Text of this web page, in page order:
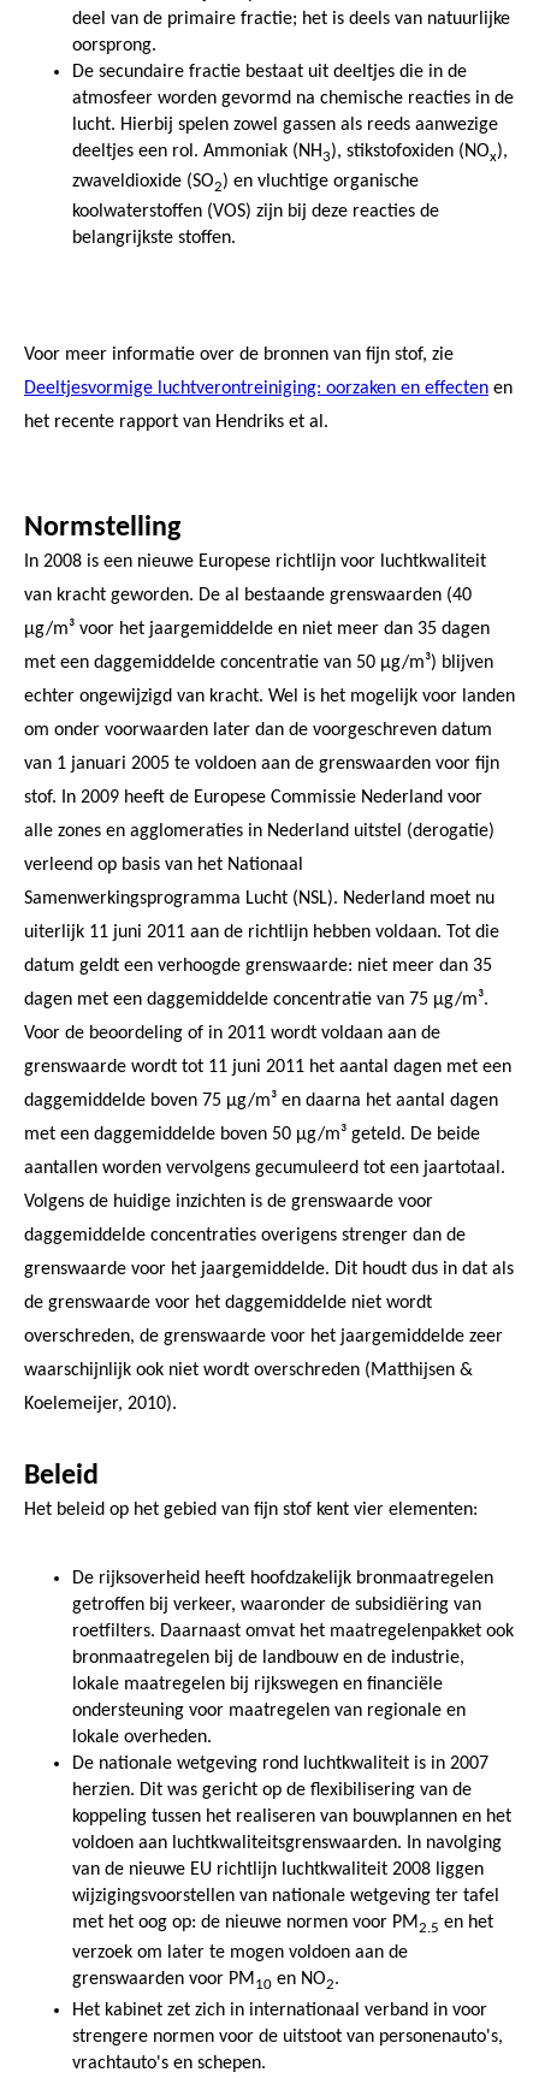
deel van de primaire fractie; het is deels van natuurlijke
oorsprong.
De secundaire fractie bestaat uit deeltjes die in de
atmosfeer worden gevormd na chemische reacties in de
lucht. Hierbij spelen zowel gassen als reeds aanwezige
deeltjes een rol. Ammoniak (NH3), stikstofoxiden (NOx),
zwaveldioxide (SO2) en vluchtige organische
koolwaterstoffen (VOS) zijn bij deze reacties de
belangrijkste stoffen.
Voor meer informatie over de bronnen van fijn stof, zie
Deeltjesvormige luchtverontreiniging: oorzaken en effecten en
het recente rapport van Hendriks et al.
Normstelling
In 2008 is een nieuwe Europese richtlijn voor luchtkwaliteit
van kracht geworden. De al bestaande grenswaarden (40
µg/m³ voor het jaargemiddelde en niet meer dan 35 dagen
met een daggemiddelde concentratie van 50 µg/m³) blijven
echter ongewijzigd van kracht. Wel is het mogelijk voor landen
om onder voorwaarden later dan de voorgeschreven datum
van 1 januari 2005 te voldoen aan de grenswaarden voor fijn
stof. In 2009 heeft de Europese Commissie Nederland voor
alle zones en agglomeraties in Nederland uitstel (derogatie)
verleend op basis van het Nationaal
Samenwerkingsprogramma Lucht (NSL). Nederland moet nu
uiterlijk 11 juni 2011 aan de richtlijn hebben voldaan. Tot die
datum geldt een verhoogde grenswaarde: niet meer dan 35
dagen met een daggemiddelde concentratie van 75 µg/m³.
Voor de beoordeling of in 2011 wordt voldaan aan de
grenswaarde wordt tot 11 juni 2011 het aantal dagen met een
daggemiddelde boven 75 µg/m³ en daarna het aantal dagen
met een daggemiddelde boven 50 µg/m³ geteld. De beide
aantallen worden vervolgens gecumuleerd tot een jaartotaal.
Volgens de huidige inzichten is de grenswaarde voor
daggemiddelde concentraties overigens strenger dan de
grenswaarde voor het jaargemiddelde. Dit houdt dus in dat als
de grenswaarde voor het daggemiddelde niet wordt
overschreden, de grenswaarde voor het jaargemiddelde zeer
waarschijnlijk ook niet wordt overschreden (Matthijsen &
Koelemeijer, 2010).
Beleid
Het beleid op het gebied van fijn stof kent vier elementen:
De rijksoverheid heeft hoofdzakelijk bronmaatregelen
getroffen bij verkeer, waaronder de subsidiëring van
roetfilters. Daarnaast omvat het maatregelenpakket ook
bronmaatregelen bij de landbouw en de industrie,
lokale maatregelen bij rijkswegen en financiële
ondersteuning voor maatregelen van regionale en
lokale overheden.
De nationale wetgeving rond luchtkwaliteit is in 2007
herzien. Dit was gericht op de flexibilisering van de
koppeling tussen het realiseren van bouwplannen en het
voldoen aan luchtkwaliteitsgrenswaarden. In navolging
van de nieuwe EU richtlijn luchtkwaliteit 2008 liggen
wijzigingsvoorstellen van nationale wetgeving ter tafel
met het oog op: de nieuwe normen voor PM2.5 en het
verzoek om later te mogen voldoen aan de
grenswaarden voor PM10 en NO2.
Het kabinet zet zich in internationaal verband in voor
strengere normen voor de uitstoot van personenauto's,
vrachtauto's en schepen.